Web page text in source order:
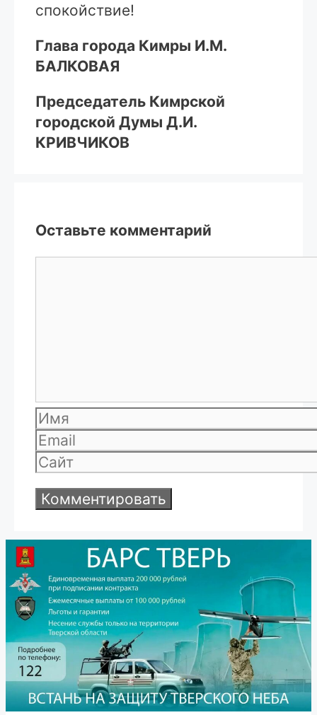
спокойствие!
Глава города Кимры И.М.
БАЛКОВАЯ
Председатель Кимрской
городской Думы Д.И.
КРИВЧИКОВ
Оставьте комментарий
Имя
Email
Сайт